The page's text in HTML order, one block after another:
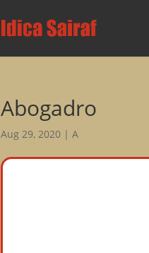
Abogadro
Aug 29, 2020 |A